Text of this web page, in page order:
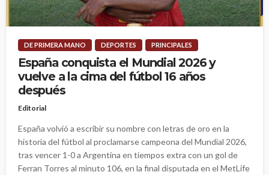
DE PRIMERA MANO DEPORTES PRINCIPALES
España conquista el Mundial 2026 y
vuelve a la cima del fútbol 16 años
después
Editorial
España volvió a escribir su nombre con letras de oro en la
historia del fútbol al proclamarse campeona del Mundial 2026,
tras vencer 1-0 a Argentina en tiempos extra con un gol de
Ferran Torres al minuto 106, en la final disputada en el MetLife